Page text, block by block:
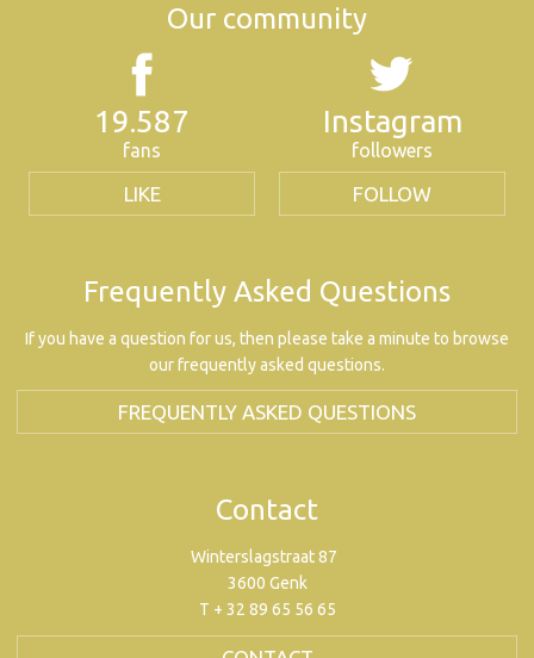
Our community
19.587
fans
LIKE
Instagram
followers
FOLLOW
Frequently Asked Questions
If you have a question for us, then please take a minute to browse
our frequently asked questions.
FREQUENTLY ASKED QUESTIONS
Contact
Winterslagstraat 87
3600 Genk
T + 32 89 65 56 65